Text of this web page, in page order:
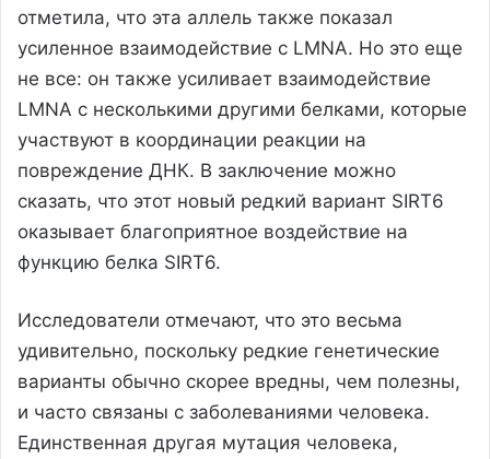
отметила, что эта аллель также показал
усиленное взаимодействие с LMNA. Но это еще
не все: он также усиливает взаимодействие
LMNA с несколькими другими белками, которые
участвуют в координации реакции на
повреждение ДНК. В заключение можно
сказать, что этот новый редкий вариант SIRT6
оказывает благоприятное воздействие на
функцию белка SIRT6.
Исследователи отмечают, что это весьма
удивительно, поскольку редкие генетические
варианты обычно скорее вредны, чем полезны,
и часто связаны с заболеваниями человека.
Единственная другая мутация человека,